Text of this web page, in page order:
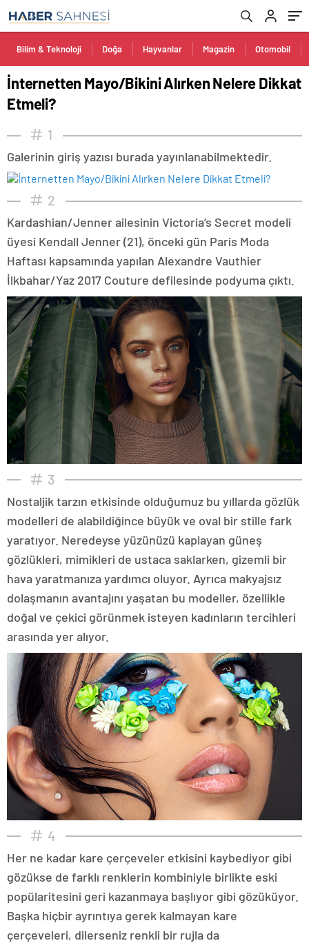
Bilim & Teknoloji Doğa Hayvanlar Magazin Otomobil
İnternetten Mayo/Bikini Alırken Nelere Dikkat
Etmeli?
1
Galerinin giriş yazısı burada yayınlanabilmektedir.
2
Kardashian/Jenner ailesinin Victoria’s Secret modeli
üyesi Kendall Jenner (21), önceki gün Paris Moda
Haftası kapsamında yapılan Alexandre Vauthier
İlkbahar/Yaz 2017 Couture defilesinde podyuma çıktı.
3
Nostaljik tarzın etkisinde olduğumuz bu yıllarda gözlük
modelleri de alabildiğince büyük ve oval bir stille fark
yaratıyor. Neredeyse yüzünüzü kaplayan güneş
gözlükleri, mimikleri de ustaca saklarken, gizemli bir
hava yaratmanıza yardımcı oluyor. Ayrıca makyajsız
dolaşmanın avantajını yaşatan bu modeller, özellikle
doğal ve çekici görünmek isteyen kadınların tercihleri
arasında yer alıyor.
4
Her ne kadar kare çerçeveler etkisini kaybediyor gibi
gözükse de farklı renklerin kombiniyle birlikte eski
popülaritesini geri kazanmaya başlıyor gibi gözüküyor.
Başka hiçbir ayrıntıya gerek kalmayan kare
çerçeveleri, dilerseniz renkli bir rujla da